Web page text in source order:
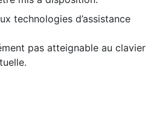
technologies d’assistance
pas atteignable au clavier